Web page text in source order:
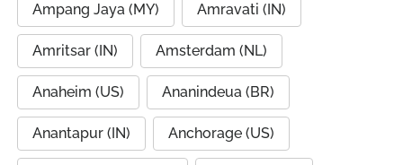
Ampang Jaya (MY) Amravati (IN)
Amritsar (IN) Amsterdam (NL)
Anaheim (US) Ananindeua (BR)
Anantapur (IN) Anchorage (US)